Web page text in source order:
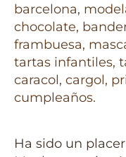
Ha sido un